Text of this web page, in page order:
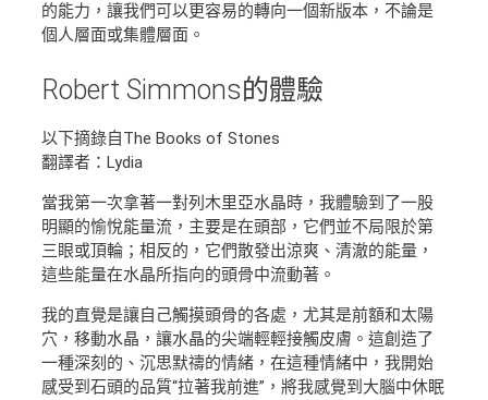
的能力，讓我們可以更容易的轉向一個新版本，不論是
個人層面或集體層面。
Robert Simmons的體驗
以下摘錄自The Books of Stones
翻譯者：Lydia
當我第一次拿著一對列木里亞水晶時，我體驗到了一股
明顯的愉悅能量流，主要是在頭部，它們並不局限於第
三眼或頂輪；相反的，它們散發出涼爽、清澈的能量，
這些能量在水晶所指向的頭骨中流動著。
我的直覺是讓自己觸摸頭骨的各處，尤其是前額和太陽
穴，移動水晶，讓水晶的尖端輕輕接觸皮膚。這創造了
一種深刻的、沉思默禱的情緒，在這種情緒中，我開始
感受到石頭的品質“拉著我前進”，將我感覺到大腦中休眠